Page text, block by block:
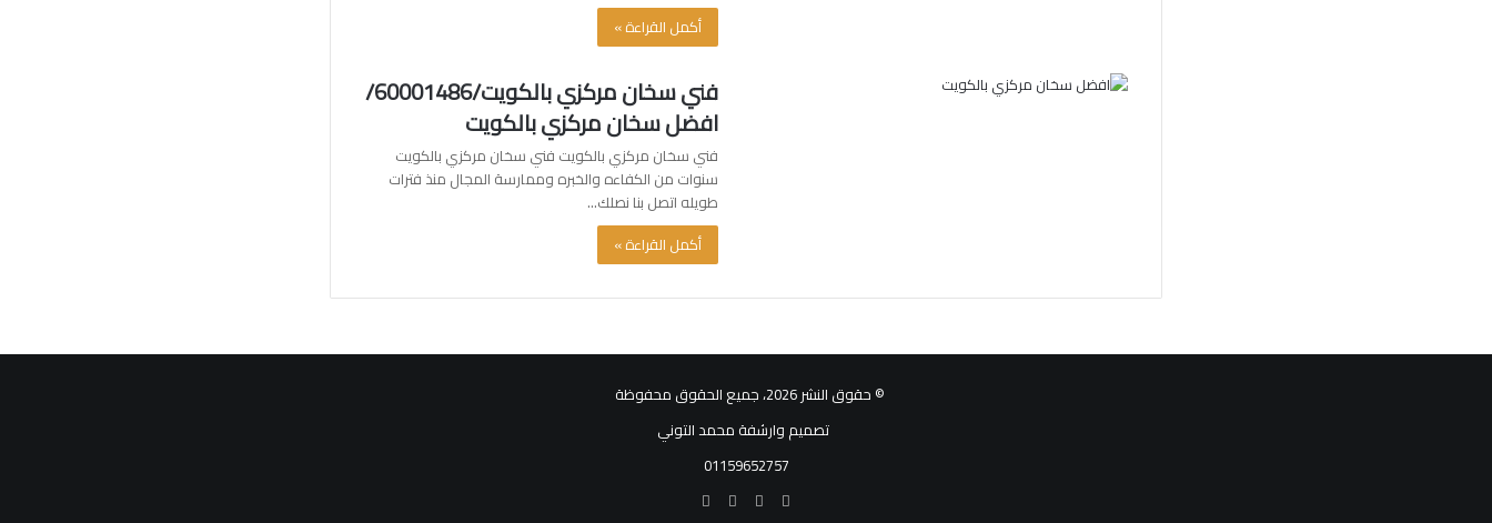
أكمل القراءة »
فني سخان مركزي بالكويت/60001486/
افضل سخان مركزي بالكويت
فني سخان مركزي بالكويت فني سخان مركزي بالكويت
سنوات من الكفاءه والخبره وممارسة المجال منذ فترات
طويله اتصل بنا نصلك…
أكمل القراءة »
© حقوق النشر 2026، جميع الحقوق محفوظة
تصميم وارشفة محمد التوني
01159652757
فيسبوك
تويتر يوتيوب